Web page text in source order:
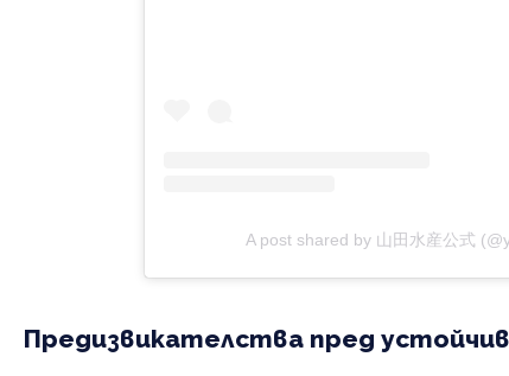
A post shared by 山田水産公式
Предизвикателства пред